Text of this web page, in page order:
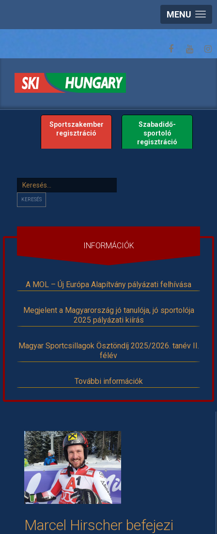
MENU
Sportszakember
regisztráció
Szabadidő-
sportoló
regisztráció
Keresés...
KERESÉS
INFORMÁCIÓK
A MOL – Új Európa Alapítvány pályázati felhívása
Megjelent a Magyarország jó tanulója, jó sportolója
2025 pályázati kiírás
Magyar Sportcsillagok Ösztöndíj 2025/2026. tanév II.
félév
További információk
Marcel Hirscher befejezi